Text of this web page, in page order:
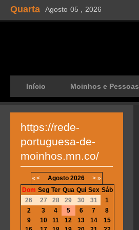
Quarta Agosto 05 , 2026
Início Moinhos e Pessoas
https://rede-
portuguesa-de-
moinhos.mn.co/
« < Agosto 2026 > »
Dom Seg Ter Qua Qui Sex Sáb
26
27 28 29 30 31
1
2
3 4 5 6 7
8
9
10 11 12 13 14
15